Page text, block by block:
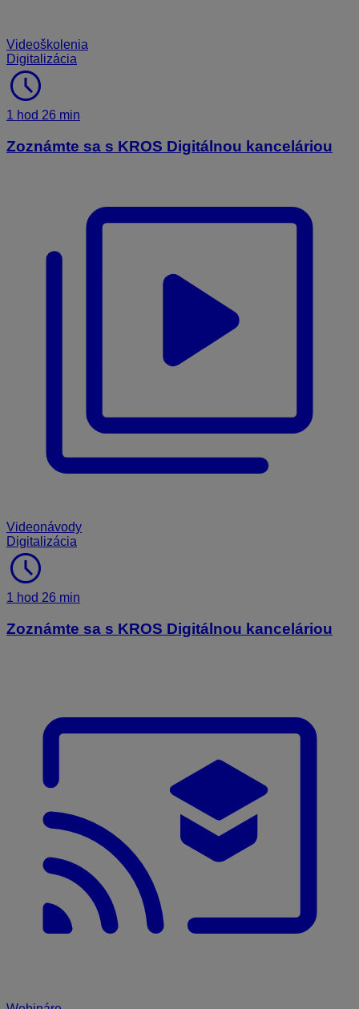
Videoškolenia
Digitalizácia
schedule
1 hod 26 min
Zoznámte sa s KROS Digitálnou kanceláriou
Videonávody
Digitalizácia
schedule
1 hod 26 min
Zoznámte sa s KROS Digitálnou kanceláriou